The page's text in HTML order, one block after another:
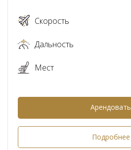
Скорость
Дальность
Мест
Арендовать
Подробнее